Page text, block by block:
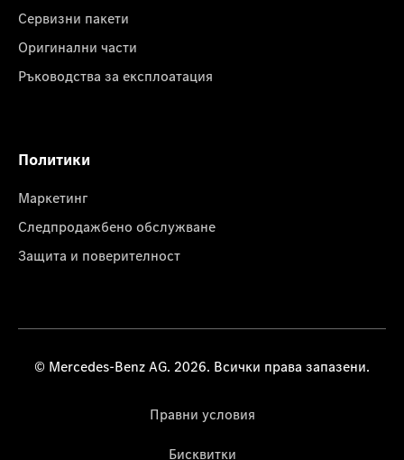
Сервизни пакети
Оригинални части
Ръководства за експлоатация
Политики
Маркетинг
Следпродажбено обслужване
Защита и поверителност
© Mercedes-Benz AG. 2026. Всички права запазени.
Правни условия
Бисквитки